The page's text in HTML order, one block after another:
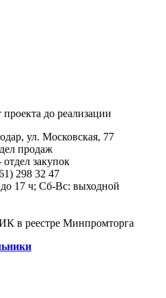
до реализации
ул. Московская, 77
продаж
закупок
298 32 47
17 ч; Сб-Вс: выходной
в реестре Минпромторга